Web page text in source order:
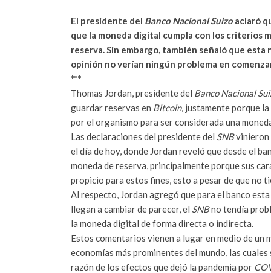
El presidente del Banco Nacional Suizoaclaró
que la moneda digital cumpla con los criterios
reserva. Sin embargo, también señaló que
opinión no verían ningún problema en
***
Thomas Jordan, presidente del Banco Nacional
guardar reservas en Bitcoin, justamente porque
por el organismo para ser considerada una
Las declaraciones del presidente del SNBvinieron
el día de hoy, donde Jordan reveló que desde el
moneda de reserva, principalmente porque sus
propicio para estos fines, esto a pesar de que no
Al respecto, Jordan agregó que para el banco
llegan a cambiar de parecer, el SNBno tendía
la moneda digital de forma directa o indirecta.
Estos comentarios vienen a lugar en medio de
economías más prominentes del mundo, las
razón de los efectos que dejó la pandemia por